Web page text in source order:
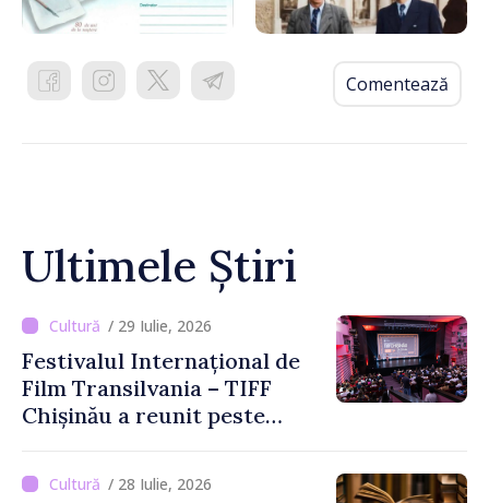
Comentează
Ultimele Știri
/ 29 Iulie, 2026
Festivalul Internațional de
Film Transilvania – TIFF
Chișinău a reunit peste
de-a șasea ediție
/ 28 Iulie, 2026